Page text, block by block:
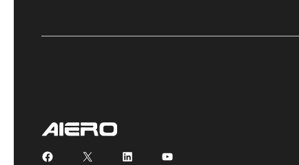
Facebook
X LinkedInYouTube